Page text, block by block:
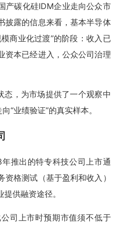
产碳化硅IDM企业走向公众市
披露的信息来看，基本半导体
商业化过渡”的阶段：收入已
资本已经进入，公众公司治理
态，为市场提供了一个观察中
“业绩验证”的真实样本。
推出的特专科技公司上市通
格测试（基于盈利和收入）
供融资途径。
司上市时预期市值须不低于